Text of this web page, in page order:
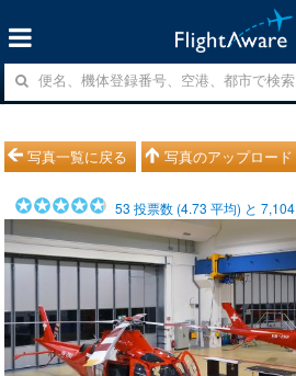
写真一覧に戻る 写真のアップロード
53 投票数 (4.73 平均) と7,104